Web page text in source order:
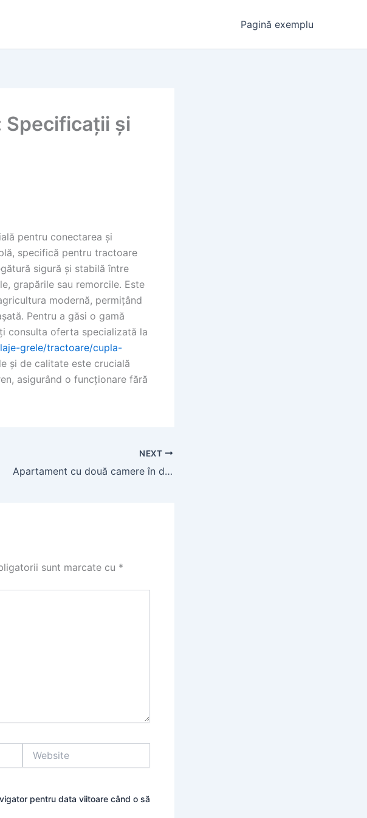
Pagină exemplu
Specificații și
pentru conectarea și
specifică pentru tractoare
sigură și stabilă între
grapările sau remorcile. Este
modernă, permițând
Pentru a găsi o gamă
consulta oferta specializată la
grele/tractoare/cupla-
și de calitate este crucială
asigurând o funcționare fără
NEXT
Apartament cu două camere în domeniul apartamente studiouri
sunt marcate cu *
pentru data viitoare când o să